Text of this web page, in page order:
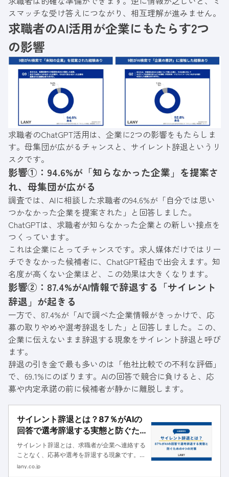
スマッチな受け答えにつながり、相互理解が進みません。
求職者のAI活用が企業にもたらす2つ
の影響
求職者のChatGPT活用は、企業に2つの影響をもたらしま
す。母集団が広がるチャンスと、サイレント辞退というリ
スクです。
影響①：94.6%が「知らなかった企業」を提案さ
れ、母集団が広がる
調査では、AIに相談した求職者の94.6%が「自分では思い
つかなかった企業を提案された」と回答しました。
ChatGPTは、求職者が知らなかった企業との新しい接点を
つくっています。
これは企業にとってチャンスです。求人媒体だけではリー
チできなかった候補者に、ChatGPT経由で出会えます。知
名度が高くない企業ほど、この効果は大きくなります。
影響②：87.4%がAI情報で辞退する「サイレント
辞退」が起きる
一方で、87.4%が「AIで調べた企業情報がきっかけで、応
募の取りやめや選考辞退をした」と回答しました。この、
企業に伝えないまま辞退する現象をサイレント辞退と呼び
ます。
辞退の引き金で最も多いのは「他社比較での不利な評価」
で、69.1%にのぼります。AIの回答で競合に負けると、応
募や内定承諾の前に候補者が静かに離脱します。
サイレント辞退とは？87％がAIの
回答で選考辞退する実態と防ぐた
めの4つの対策
サイレント辞退とは、求職者が企業へ連絡する
ことなく、応募や選考を辞退する現象です。本
記事ではLANYの調査データ（n=111）をもと
lany.co.jp